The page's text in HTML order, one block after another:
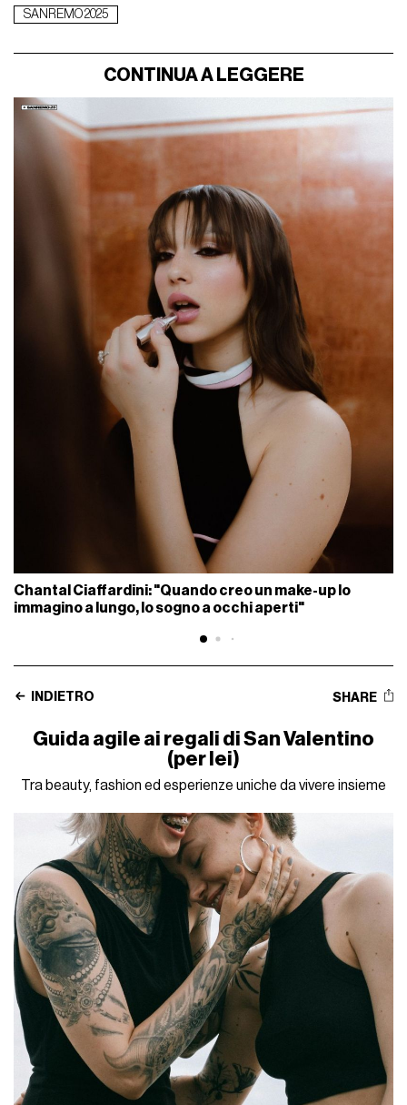
SANREMO 2025
CONTINUA A LEGGERE
Chantal Ciaffardini: "Quando creo un make-up lo
immagino a lungo, lo sogno a occhi aperti"
INDIETRO SHARE
Guida agile ai regali di San Valentino
(per lei)
Tra beauty, fashion ed esperienze uniche da vivere insieme